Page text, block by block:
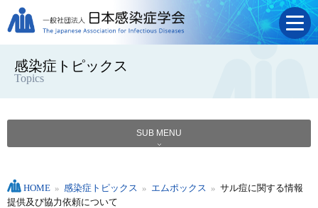
感染症トピックス
Topics
SUB MENU
HOME » 感染症トピックス » エムポックス » サル痘に関する情報
提供及び協力依頼について